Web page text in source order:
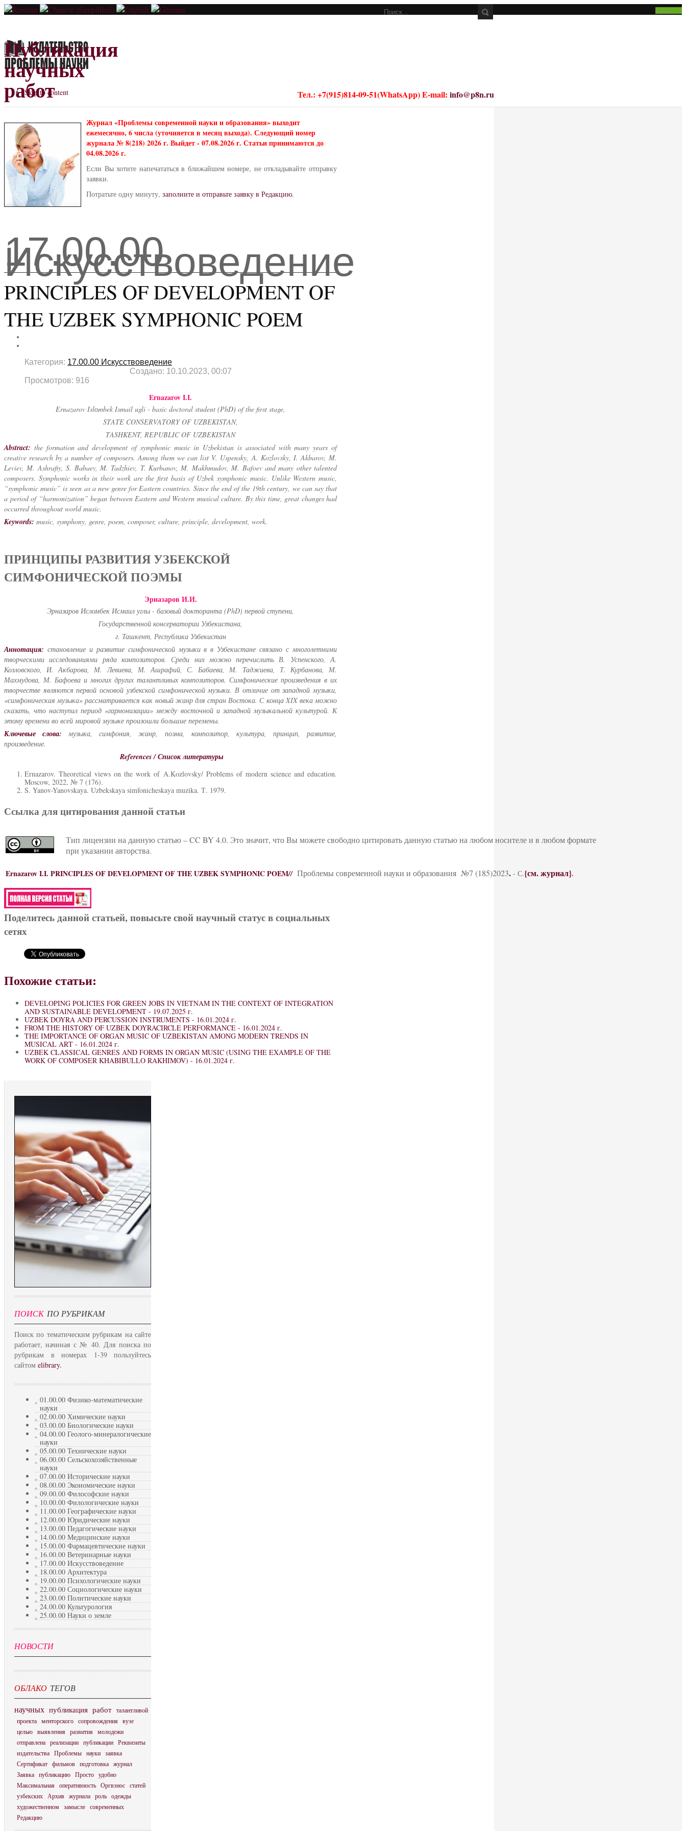
Публикация
научных
работ Тел.: +7(915)814-09-51(WhatsApp) E-mail: info@p8n.ru
Skip to content
Журнал «Проблемы современной науки и образования» выходит
ежемесячно, 6 числа (уточняется в месяц выхода). Следующий номер
журнала № 8(218) 2026 г. Выйдет - 07.08.2026 г. Статьи принимаются до
04.08.2026 г.
Если Вы хотите напечататься в ближайшем номере, не откладывайте отправку
заявки.
Потратьте одну минуту, заполните и отправьте заявку в Редакцию.
17.00.00
Искусствоведение
PRINCIPLES OF DEVELOPMENT OF
THE UZBEK SYMPHONIC POEM
Категория: 17.00.00 Искусствоведение
Создано: 10.10.2023, 00:07
Просмотров: 916
Ernazarov I.I.
Ernazarov Islоmbek Ismail ugli - basic doctoral student (PhD) of the first stage,
STATE CONSERVATORY OF UZBEKISTAN,
TASHKENT, REPUBLIC OF UZBEKISTAN
Abstract: the formation and development of symphonic music in Uzbekistan is associated with many years of
creative research by a number of composers. Among them we can list V. Uspensky, A. Kozlovsky, I. Akbarov, M.
Leviev, M. Ashrafiy, S. Babaev, M. Tadzhiev, T. Kurbanov, M. Makhmudov, M. Bafoev and many other talented
composers. Symphonic works in their work are the first basis of Uzbek symphonic music. Unlike Western music,
“symphonic music” is seen as a new genre for Eastern countries. Since the end of the 19th century, we can say that
a period of “harmonization” began between Eastern and Western musical culture. By this time, great changes had
occurred throughout world music.
Keywords: music, symphony, genre, poem, composer, culture, principle, development, work.
ПРИНЦИПЫ РАЗВИТИЯ УЗБЕКСКОЙ
СИМФОНИЧЕСКОЙ ПОЭМЫ
Эрназаров И.И.
Эрназаров Исломбек Исмаил углы - базовый докторанта (PhD) первой ступени,
Государственной консерватории Узбекистана,
г. Ташкент, Республика Узбекистан
Аннотация: становление и развитие симфонической музыки в в Узбекистане связано с многолетними
творческими исследованиями ряда композиторов. Среди них можно перечислить В. Успенского, А.
Козловского, И. Акбарова, М. Левиева, М. Ашрафий, С. Бабаева, М. Таджиева, Т. Курбанова, М.
Махмудова, М. Бафоева и многих других талантливых композиторов. Симфонические произведения в их
творчестве являются первой основой узбекской симфонической музыки. В отличие от западной музыки,
«симфоническая музыка» рассматривается как новый жанр для стран Востока. С конца XIX века можно
сказать, что наступил период «гармонизации» между восточной и западной музыкальной культурой. К
этому времени во всей мировой музыке произошли большие перемены.
Ключевые слова:музыка, симфония, жанр, поэма, композитор, культура, принцип, развитие,
произведение.
References / Список литературы
Ernazarov. Theoretical views on the work of A.Kozlovsky/ Problems of modern science and education.
Moscow, 2022, № 7 (176).
S. Yanov-Yanovskaya. Uzbekskaya simfonicheskaya muzika. Т. 1979.
Ссылка для цитирования данной статьи
Тип лицензии на данную статью – CC BY 4.0. Это значит, что Вы можете свободно цитировать данную статью на любом носителе и в любом формате
при указании авторства.
Ernazarov I.I. PRINCIPLES OF DEVELOPMENT OF THE UZBEK SYMPHONIC POEM// Проблемы современной науки и образования №7 (185)2023. - С.{см. журнал}.
Поделитесь данной статьей, повысьте свой научный статус в социальных
сетях
Похожие статьи:
DEVELOPING POLICIES FOR GREEN JOBS IN VIETNAM IN THE CONTEXT OF INTEGRATION
AND SUSTAINABLE DEVELOPMENT - 19.07.2025 г.
UZBEK DOYRA AND PERCUSSION INSTRUMENTS - 16.01.2024 г.
FROM THE HISTORY OF UZBEK DOYRACIRCLE PERFORMANCE - 16.01.2024 г.
THE IMPORTANCE OF ORGAN MUSIC OF UZBEKISTAN AMONG MODERN TRENDS IN
MUSICAL ART - 16.01.2024 г.
UZBEK CLASSICAL GENRES AND FORMS IN ORGAN MUSIC (USING THE EXAMPLE OF THE
WORK OF COMPOSER KHABIBULLO RAKHIMOV) - 16.01.2024 г.
ПОИСК ПО РУБРИКАМ
Поиск по тематическим рубрикам на сайте
работает, начиная с № 40. Для поиска по
рубрикам в номерах 1-39 пользуйтесь
сайтом elibrary.
01.00.00 Физико-математические
науки
02.00.00 Химические науки
03.00.00 Биологические науки
04.00.00 Геолого-минералогические
науки
05.00.00 Технические науки
06.00.00 Сельскохозяйственные
науки
07.00.00 Исторические науки
08.00.00 Экономические науки
09.00.00 Философские науки
10.00.00 Филологические науки
11.00.00 Географические науки
12.00.00 Юридические науки
13.00.00 Педагогические науки
14.00.00 Медицинские науки
15.00.00 Фармацевтические науки
16.00.00 Ветеринарные науки
17.00.00 Искусствоведение
18.00.00 Архитектура
19.00.00 Психологические науки
22.00.00 Социологические науки
23.00.00 Политические науки
24.00.00 Культурология
25.00.00 Науки о земле
НОВОСТИ
ОБЛАКО ТЕГОВ
научных публикация работ талантливой
проекта менторского сопровождения вузе
целью выявления развития молодежи
отправлена реализации публикации Реквизиты
издательства Проблемы науки заявка
Сертификат фильмов подготовка журнал
Заявка публикацию Просто удобно
Максимальная оперативность Оргвзнос статей
узбекских
Архив журнала роль одежды
художественном замысле современных
Редакцию